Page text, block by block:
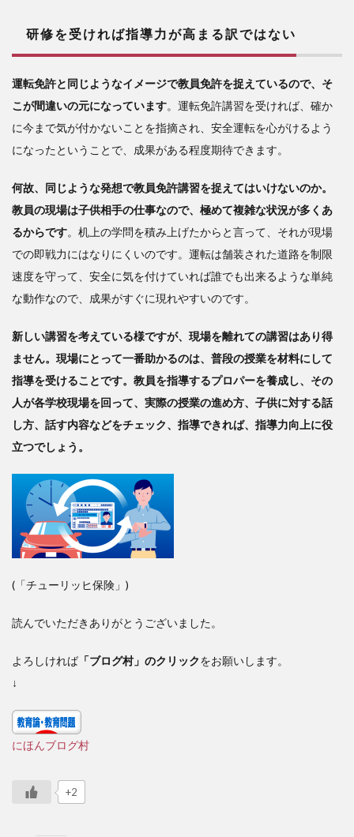
研修を受ければ指導力が高まる訳ではない
運転免許と同じようなイメージで教員免許を捉えているので、そ
こが間違いの元になっています。運転免許講習を受ければ、確か
に今まで気が付かないことを指摘され、安全運転を心がけるよう
になったということで、成果がある程度期待できます。
何故、同じような発想で教員免許講習を捉えてはいけないのか。
教員の現場は子供相手の仕事なので、極めて複雑な状況が多くあ
るからです。机上の学問を積み上げたからと言って、それが現場
での即戦力にはなりにくいのです。運転は舗装された道路を制限
速度を守って、安全に気を付けていれば誰でも出来るような単純
な動作なので、成果がすぐに現れやすいのです。
新しい講習を考えている様ですが、現場を離れての講習はあり得
ません。現場にとって一番助かるのは、普段の授業を材料にして
指導を受けることです。教員を指導するプロパーを養成し、その
人が各学校現場を回って、実際の授業の進め方、子供に対する話
し方、話す内容などをチェック、指導できれば、指導力向上に役
立つでしょう。
(「チューリッヒ保険」)
読んでいただきありがとうございました。
よろしければ 「ブログ村」のクリックをお願いします。
↓
にほんブログ村
+2